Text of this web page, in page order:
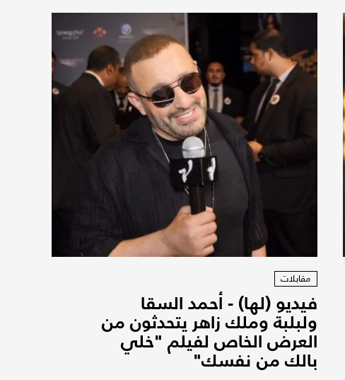
مقابلات
فيديو (لها) - أحمد السقا
ولبلبة وملك زاهر يتحدثون من
العرض الخاص لفيلم "خلي
بالك من نفسك"